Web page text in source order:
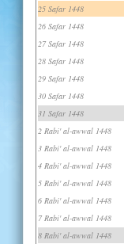
25 Safar 1448
26 Safar 1448
27 Safar 1448
28 Safar 1448
29 Safar 1448
30 Safar 1448
31 Safar 1448
2 Rabi' al-awwal 1448
3 Rabi' al-awwal 1448
4 Rabi' al-awwal 1448
5 Rabi' al-awwal 1448
6 Rabi' al-awwal 1448
7 Rabi' al-awwal 1448
8 Rabi' al-awwal 1448